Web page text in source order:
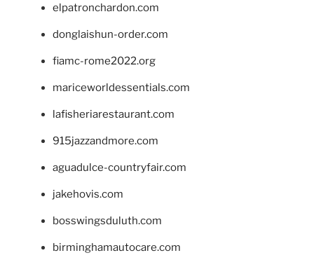
elpatronchardon.com
donglaishun-order.com
fiamc-rome2022.org
mariceworldessentials.com
lafisheriarestaurant.com
915jazzandmore.com
aguadulce-countryfair.com
jakehovis.com
bosswingsduluth.com
birminghamautocare.com